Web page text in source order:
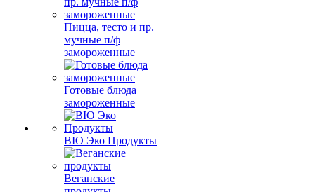
Пицца, тесто и пр.
мучные п/ф
замороженные
Готовые блюда
замороженные
BIO Эко Продукты
Веганские